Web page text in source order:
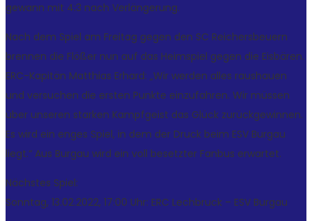
gewann mit 4:3 nach Verlängerung.
Nach dem Spiel am Freitag gegen den SC Reichersbeuern
brennen die Flößer nun auf das Heimspiel gegen die Eisbären.
ERC-Kapitän Matthias Erhard: „Wir werden alles raushauen
und versuchen die ersten Punkte einzufahren. Wir müssen
über unseren starken Kampfgeist das Glück zurückgewinnen.
Es wird ein enges Spiel, in dem der Druck beim ESV Burgau
liegt.“ Aus Burgau wird ein voll besetzter Fanbus erwartet.
Nächstes Spiel:
Sonntag, 13.02.2022, 17:00 Uhr: ERC Lechbruck – ESV Burgau